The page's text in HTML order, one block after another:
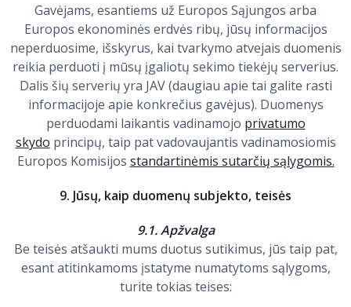
Gavėjams, esantiems už Europos Sąjungos arba
Europos ekonominės erdvės ribų, jūsų informacijos
neperduosime, išskyrus, kai tvarkymo atvejais duomenis
reikia perduoti į mūsų įgaliotų sekimo tiekėjų serverius.
Dalis šių serverių yra JAV (daugiau apie tai galite rasti
informacijoje apie konkrečius gavėjus). Duomenys
perduodami laikantis vadinamojo privatumo
skydo principų, taip pat vadovaujantis vadinamosiomis
Europos Komisijos standartinėmis sutarčių sąlygomis.
9. Jūsų, kaip duomenų subjekto, teisės
9.1. Apžvalga
Be teisės atšaukti mums duotus sutikimus, jūs taip pat,
esant atitinkamoms įstatyme numatytoms sąlygoms,
turite tokias teises: